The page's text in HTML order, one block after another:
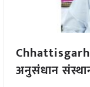
Chhattisgarh
अनुसंधान